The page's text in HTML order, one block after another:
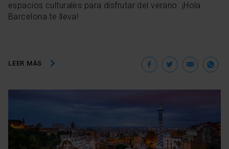
espacios culturales para disfrutar del verano. ¡Hola
Barcelona te lleva!
LEER MÁS Facebook
Twitter